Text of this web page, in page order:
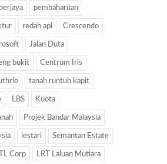
pembaharuan
redah api Crescendo
Jalan Duta
bukit Centrum Iris
tanah runtuh kapit
LBS Kuota
Projek Bandar Malaysia
lestari Semantan Estate
Corp LRT Laluan Mutiara